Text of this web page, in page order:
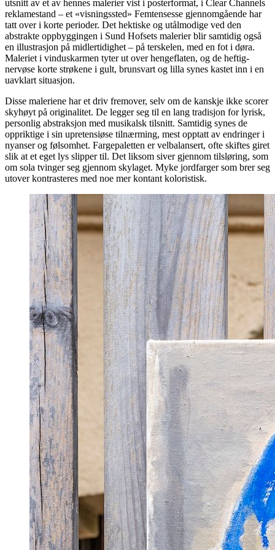
utsnitt av et av hennes malerier vist i posterformat, i Clear Channels
reklamestand – et «visningssted» Femtensesse gjennomgående har
tatt over i korte perioder. Det hektiske og utålmodige ved den
abstrakte oppbyggingen i Sund Hofsets malerier blir samtidig også
en illustrasjon på midlertidighet – på terskelen, med en fot i døra.
Maleriet i vinduskarmen tyter ut over hengeflaten, og de heftig-
nervøse korte strøkene i gult, brunsvart og lilla synes kastet inn i en
uavklart situasjon.
Disse maleriene har et driv fremover, selv om de kanskje ikke scorer
skyhøyt på originalitet. De legger seg til en lang tradisjon for lyrisk,
personlig abstraksjon med musikalsk tilsnitt. Samtidig synes de
oppriktige i sin upretensiøse tilnærming, mest opptatt av endringer i
nyanser og følsomhet. Fargepaletten er velbalansert, ofte skiftes giret
slik at et eget lys slipper til. Det liksom siver gjennom tilsløring, som
om sola tvinger seg gjennom skylaget. Myke jordfarger som brer seg
utover kontrasteres med noe mer kontant koloristisk.